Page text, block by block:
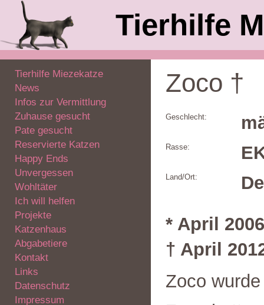
Tierhilfe
Tierhilfe Miezekatze
News
Infos zur Vermittlung
Zuhause gesucht
Pate gesucht
Reservierte Katzen
Happy Ends
Unvergessen
Wohltäter
Ich will helfen
Projekte
Katzenhaus
Abgabetiere
Kontakt
Links
Datenschutz
Impressum
Zoco †
Geschlecht:
Rasse:
Land/Ort:
* April 2006
† April
Zoco